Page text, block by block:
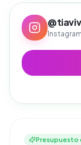
@
Presupuesto